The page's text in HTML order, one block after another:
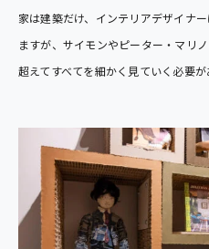
家は建築だけ、インテリアデザイナ
ますが、サイモンやピーター・マリ
超えてすべてを細かく見ていく必要が